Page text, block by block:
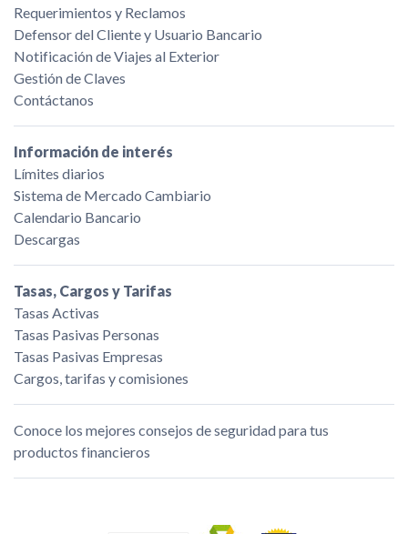
Requerimientos y Reclamos
Defensor del Cliente y Usuario Bancario
Notificación de Viajes al Exterior
Gestión de Claves
Contáctanos
Información de interés
Límites diarios
Sistema de Mercado Cambiario
Calendario Bancario
Descargas
Tasas, Cargos y Tarifas
Tasas Activas
Tasas Pasivas Personas
Tasas Pasivas Empresas
Cargos, tarifas y comisiones
Conoce los mejores consejos de seguridad para tus
productos financieros